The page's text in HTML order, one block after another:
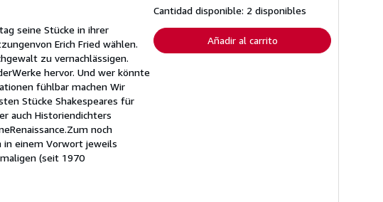
seine Stücke in ihrer
Erich Fried wählen.
zu vernachlässigen.
hervor. Und wer könnte
fühlbar machen Wir
Stücke Shakespeares für
auch Historiendichters
noch
in einem Vorwort jeweils
(seit 1970
tarifas
de
envío
Cantidad disponible: 2 disponibles
Añadir al carrito